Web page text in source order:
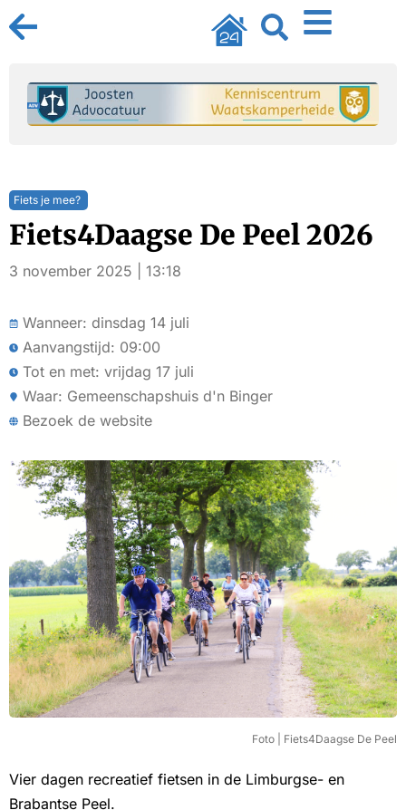
Fiets je mee?
Fiets4Daagse De Peel 2026
3 november 2025 | 13:18
Wanneer: dinsdag 14 juli
Aanvangstijd: 09:00
Tot en met: vrijdag 17 juli
Waar: Gemeenschapshuis d'n Binger
Bezoek de website
Foto | Fiets4Daagse De Peel
Vier dagen recreatief fietsen in de Limburgse- en
Brabantse Peel.